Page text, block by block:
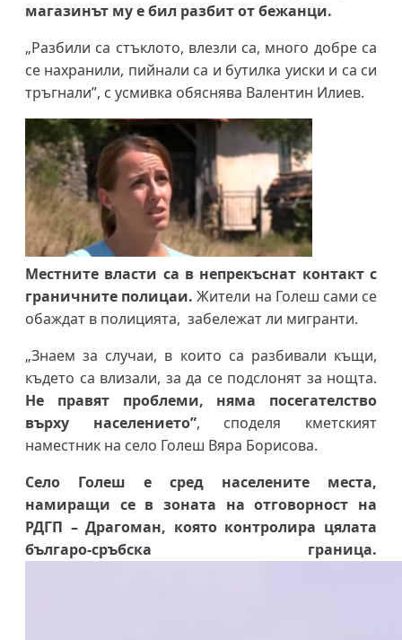
магазинът му е бил разбит от бежанци.
„Разбили са стъклото, влезли са, много добре са
се нахранили, пийнали са и бутилка уиски и са си
тръгнали”, с усмивка обяснява Валентин Илиев.
Местните власти са в непрекъснат контакт с
граничните полицаи. Жители на Голеш сами се
обаждат в полицията, забележат ли мигранти.
„Знаем за случаи, в които са разбивали къщи,
където са влизали, за да се подслонят за нощта.
Не правят проблеми, няма посегателство
върху населението”, споделя кметският
наместник на село Голеш Вяра Борисова.
Село Голеш е сред населените места,
намиращи се в зоната на отговорност на
РДГП – Драгоман, която контролира цялата
българо-сръбска граница.